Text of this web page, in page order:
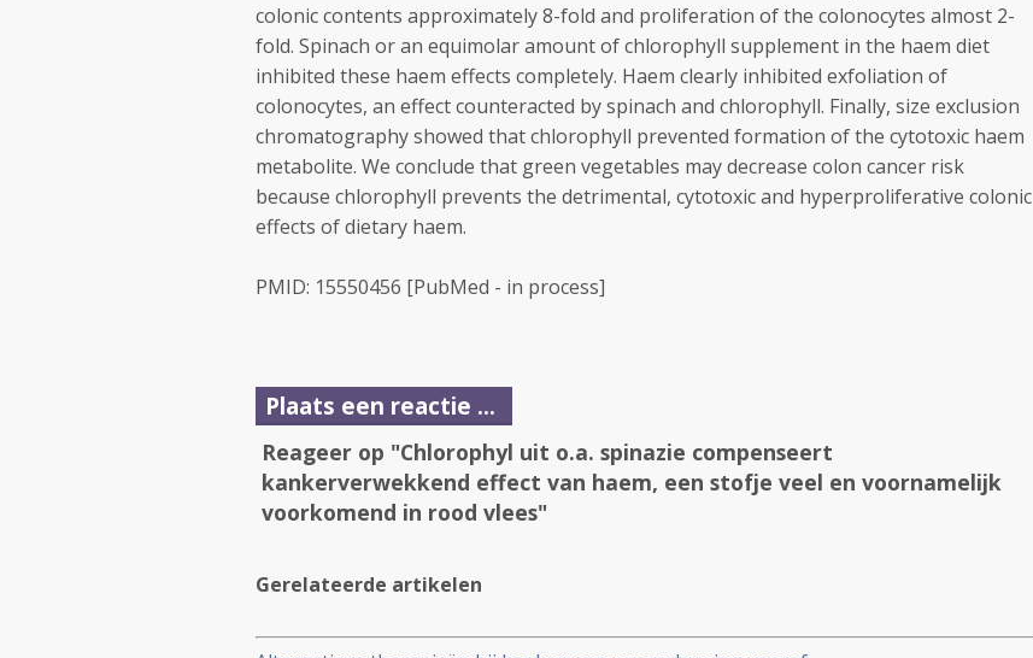
colonic contents approximately 8-fold and proliferation of the colonocytes almost 2-
fold. Spinach or an equimolar amount of chlorophyll supplement in the haem diet
inhibited these haem effects completely. Haem clearly inhibited exfoliation of
colonocytes, an effect counteracted by spinach and chlorophyll. Finally, size exclusion
chromatography showed that chlorophyll prevented formation of the cytotoxic haem
metabolite. We conclude that green vegetables may decrease colon cancer risk
because chlorophyll prevents the detrimental, cytotoxic and hyperproliferative colonic
effects of dietary haem.
PMID: 15550456 [PubMed - in process]
Plaats een reactie ...
Reageer op "Chlorophyl uit o.a. spinazie compenseert
kankerverwekkend effect van haem, een stofje veel en voornamelijk
voorkomend in rood vlees"
Gerelateerde artikelen